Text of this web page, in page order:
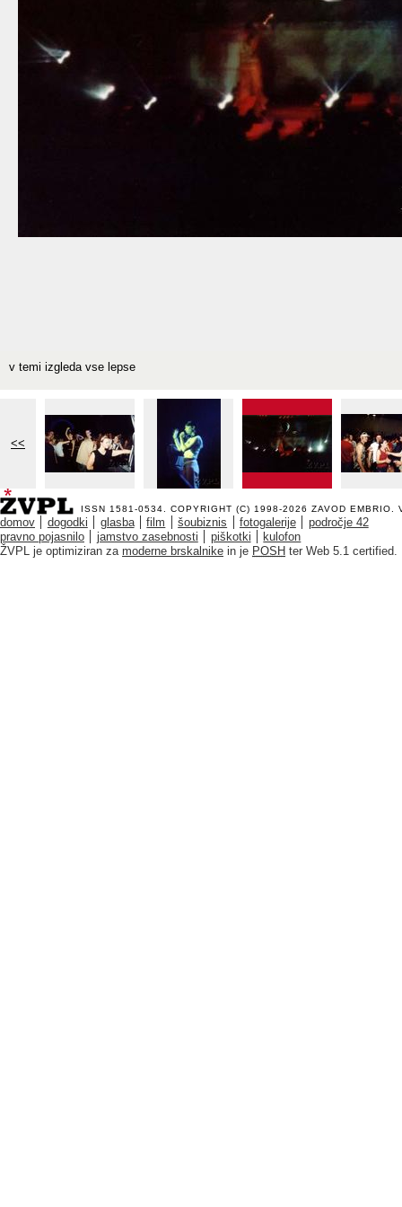
v temi izgleda vse lepse
<<
ISSN 1581-0534. COPYRIGHT (C) 1998-2026 ZAVOD EMBRIO .
domov dogodki glasba film šoubiznis fotogalerije
področje 42
pravno pojasnilo
jamstvo zasebnosti piškotki
kulofon
ŽVPL je optimiziran za moderne brskalnike in je POSH ter Web 5.1 certified.